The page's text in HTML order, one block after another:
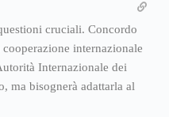
cruciali. Concordo
internazionale
Internazionale dei
ma bisognerà adattarla al